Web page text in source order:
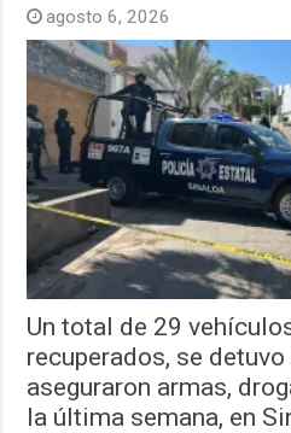
agosto 6, 2026
Un total de 29
recuperados, se
aseguraron armas,
la última semana, en